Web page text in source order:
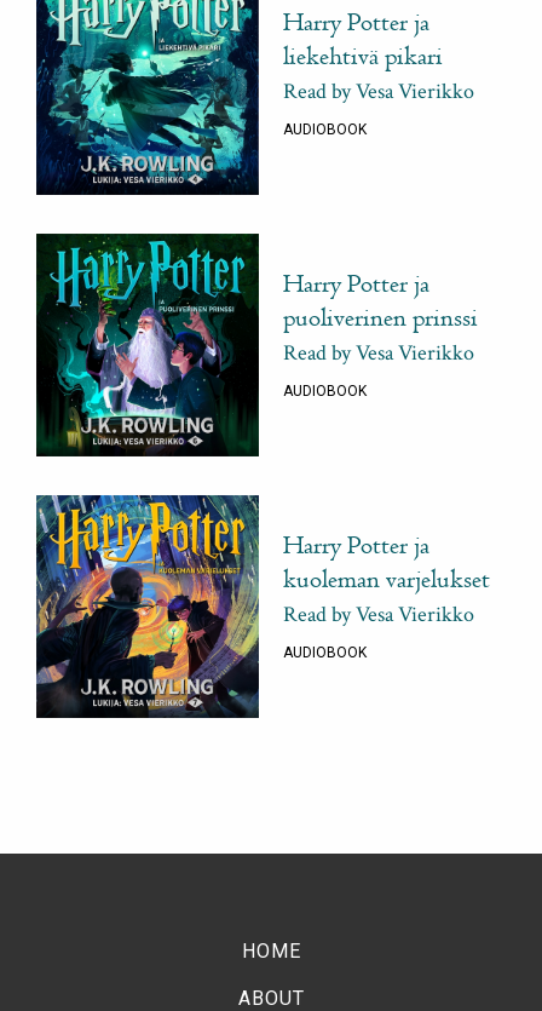
Harry Potter ja
liekehtivä pikari
Read by Vesa Vierikko
AUDIOBOOK
Harry Potter ja
puoliverinen prinssi
Read by Vesa Vierikko
AUDIOBOOK
Harry Potter ja
kuoleman varjelukset
Read by Vesa Vierikko
AUDIOBOOK
HOME
ABOUT